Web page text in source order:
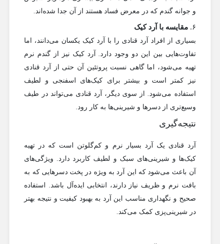
و جوانه گندم که در معرض فساد هستند از آن جدا شده‌اند.
۶. مقایسه با آرد کیک
بسیاری از افراد آرد قنادی را با آرد کیک یکسان می‌دانند، اما
تفاوت‌هایی بین این دو وجود دارد. آرد کیک نیز از گندم نرم
تهیه می‌شود، اما گاهی نسبت پروتئین آن حتی از آرد قنادی
نیز کمتر است و بیشتر برای کیک‌های اسفنجی و لطیف
استفاده می‌شود. از سوی دیگر، آرد قنادی می‌تواند در طیف
وسیع‌تری از دسرها و شیرینی‌ها به کار رود.
نتیجه‌گیری
آرد قنادی یک آرد بسیار نرم و کم‌گلوتن است که در تهیه
کیک‌ها و شیرینی‌های سبک و لطیف کاربرد دارد. ویژگی‌های
آن باعث می‌شود که این آرد به ویژه در پخت دسرهایی که به
بافت نرم و ظریف نیاز دارند، انتخابی ایده‌آل باشد. استفاده
صحیح و نگهداری مناسب این آرد به بهبود کیفیت و نتیجه بهتر
در شیرینی‌پزی کمک می‌کند.